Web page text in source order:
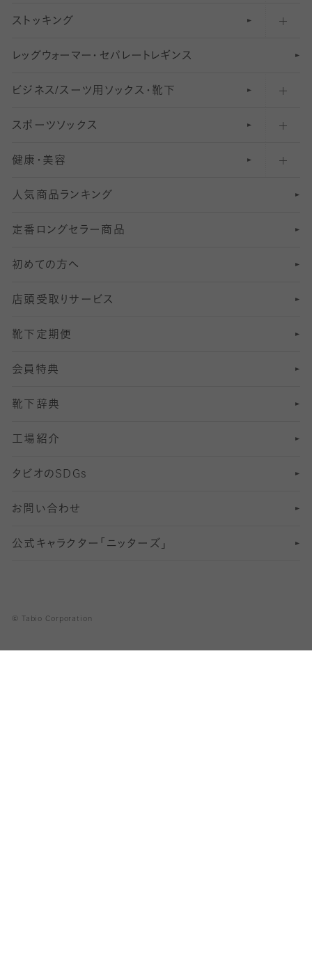
スニーカー（くるぶし）用ソックス
アンクル・ショートソックス（くるぶし上）
クルーソックス（ふくらはぎ下）
ハイソックス
オーバーニー・ニーハイソックス
31〜40デニールタイツ
41〜60デニールタイツ
61〜80デニールタイツ
81 〜110デニールタイツ
111〜210デニールタイツ
211デニールタイツ以上（防寒・厚手タイツ）
柄レギンス
無地レギンス
レギンスパンツ（レギパン）
マタニティレギンス
5 分丈
6 分丈レギンス
7 分丈 レギンス
8分丈 レギンス
10分丈 レギンス
12分丈レギンス
13分丈レギンス
ストッキング
伝線しにくいストッキング
ショートストッキング
結婚式用ストッキング
美脚ストッキング
オールスルーストッキング
レッ グ ウォー マー ・ セパレー ト レ ギンス
ビジネス/スーツ用 ソックス・靴下
匠シリーズ
フレッシャーズ向けソックス・靴下
冠婚葬祭向けソックス・靴下
スーツカジュアルソックス・靴下
ロングホーズ
スポーツソックス
ランニングソックス・靴下
ゴルフソックス・靴下
サッカー・フットサル用ソックス
ヨガソックス・靴下
スポーツ用レッグウォーマー
SS サイズ（21～23cm）
Sサイズ（22～25cm）
Mサイズ（25～27cm）
Lサイズ（27～29cm）
健康・美容
インナーソックス
加圧・着圧ソックス
冷えとり靴下
着圧・加圧タイツ
むくみ対策
足の疲れ対策
足の臭い対策
冷え対策
靴ずれ対策
快適な睡眠対策
人気商品ランキング
定番ロングセラー商品
初めての方へ
店頭受取りサービス
靴下定期便
会員特典
靴下辞典
工場紹介
タビオのSDGs
お問い合わせ
公式キャラクター「ニッターズ」
© Tabio Corporation